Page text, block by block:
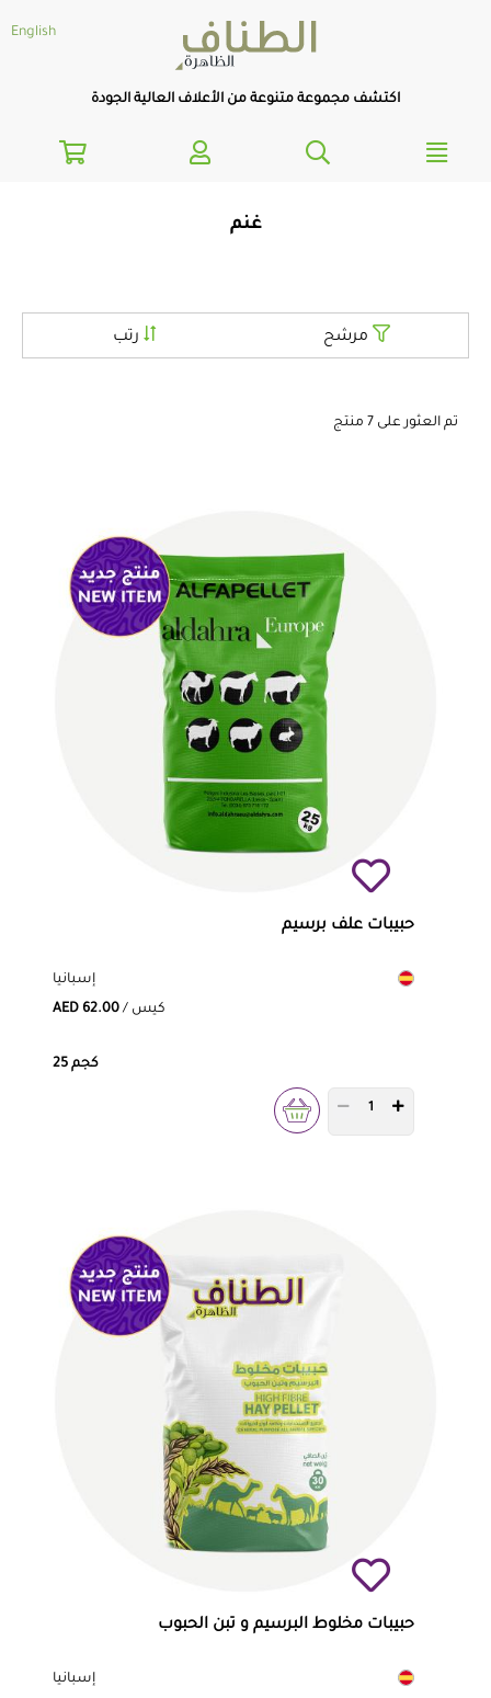
اكتشف مجموعة متنوعة من الأعلاف العالية الجودة
English
غنم
مرشح رتب
تم العثور على 7 منتج
حبيبات علف برسيم
إسبانيا
AED 62.00
/ كيس
25 كجم
PRODUCT QUANTITY
حبيبات مخلوط البرسيم و تبن الحبوب
إسبانيا